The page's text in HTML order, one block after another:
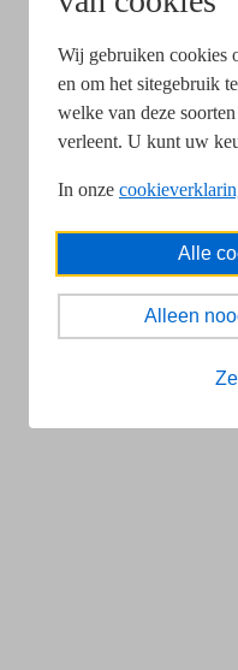
Wij gebruiken cookies
en om het sitegebruik
welke van deze
verleent. U kunt uw
In onze
Alle
Alleen